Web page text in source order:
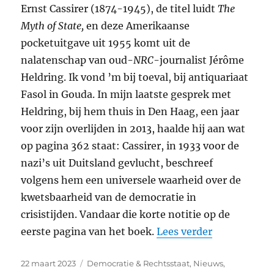
Ernst Cassirer (1874-1945), de titel luidtThe
Myth of State, en deze Amerikaanse
pocketuitgave uit 1955 komt uit de
nalatenschap van oud-NRC-journalist Jérôme
Heldring. Ik vond ’m bij toeval, bij antiquariaat
Fasol in Gouda. In mijn laatste gesprek met
Heldring, bij hem thuis in Den Haag, een jaar
voor zijn overlijden in 2013, haalde hij aan wat
op pagina 362 staat: Cassirer, in 1933 voor de
nazi’s uit Duitsland gevlucht, beschreef
volgens hem een universele waarheid over de
kwetsbaarheid van de democratie in
crisistijden. Vandaar die korte notitie op de
eerste pagina van het boek.Lees verder“De
Geplaatst
22 maart 2023 Categorieën
Democratie & Rechtsstaat, Nieuws,